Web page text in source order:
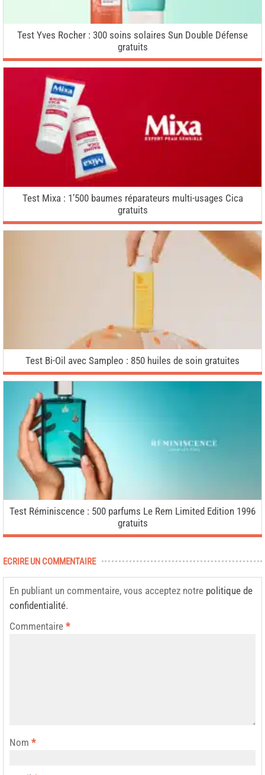
Test Yves Rocher : 300 soins solaires Sun Double Défense
gratuits
Test Mixa : 1’500 baumes réparateurs multi-usages Cica
gratuits
Test Bi-Oil avec Sampleo : 850 huiles de soin gratuites
Test Réminiscence : 500 parfums Le Rem Limited Edition 1996
gratuits
ECRIRE UN COMMENTAIRE
En publiant un commentaire, vous acceptez notre politique de
confidentialité.
Commentaire *
Nom *